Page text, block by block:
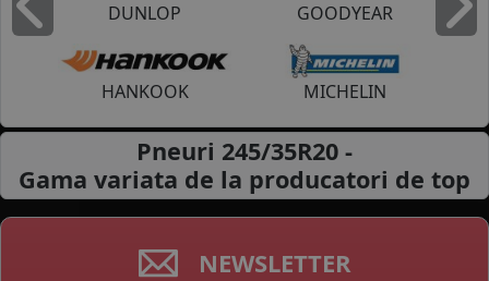
DUNLOP GOODYEAR
HANKOOK MICHELIN
Inapoi
Pneuri 245/35R20 -
Gama variata de la producatori de top
NEWSLETTER